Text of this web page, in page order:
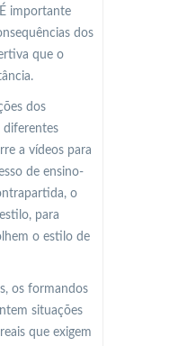
importante
dos
que o
dos
diferentes
a vídeos para
de ensino-
o
para
o estilo de
os formandos
situações
que exigem